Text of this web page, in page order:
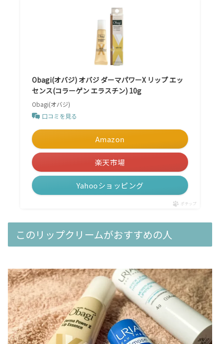
Obagi(オバジ) オバジ ダーマパワーX リップ エッ
センス(コラーゲン エラスチン) 10g
Obagi(オバジ)
口コミを見る
Amazon
楽天市場
Yahooショッピング
ポチップ
このリップクリームがおすすめの人